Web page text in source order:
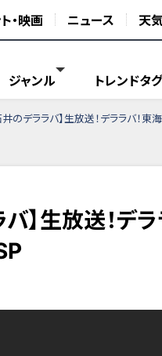
・映画 ニュース 天
ジャンル トレンドタグ
井のデララバ】生放送！デララバ！
】生放送！デ